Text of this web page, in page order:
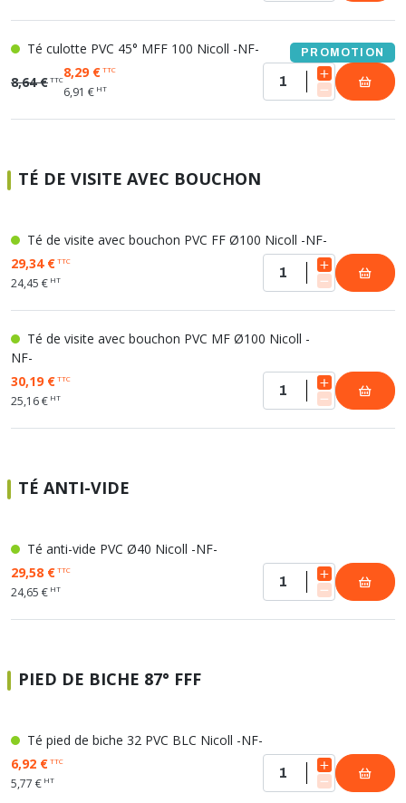
Té culotte PVC 45° MFF 100 Nicoll -NF- PROMOTION
8,64 €TTC8,29 €TTC
6,91 € HT
TÉ DE VISITE AVEC BOUCHON
Té de visite avec bouchon PVC FF Ø100 Nicoll -NF-
29,34 €TTC
24,45 € HT
Té de visite avec bouchon PVC MF Ø100 Nicoll -
NF-
30,19 €TTC
25,16 € HT
TÉ ANTI-VIDE
Té anti-vide PVC Ø40 Nicoll -NF-
29,58 €TTC
24,65 € HT
PIED DE BICHE 87° FFF
Té pied de biche 32 PVC BLC Nicoll -NF-
6,92 €TTC
5,77 € HT